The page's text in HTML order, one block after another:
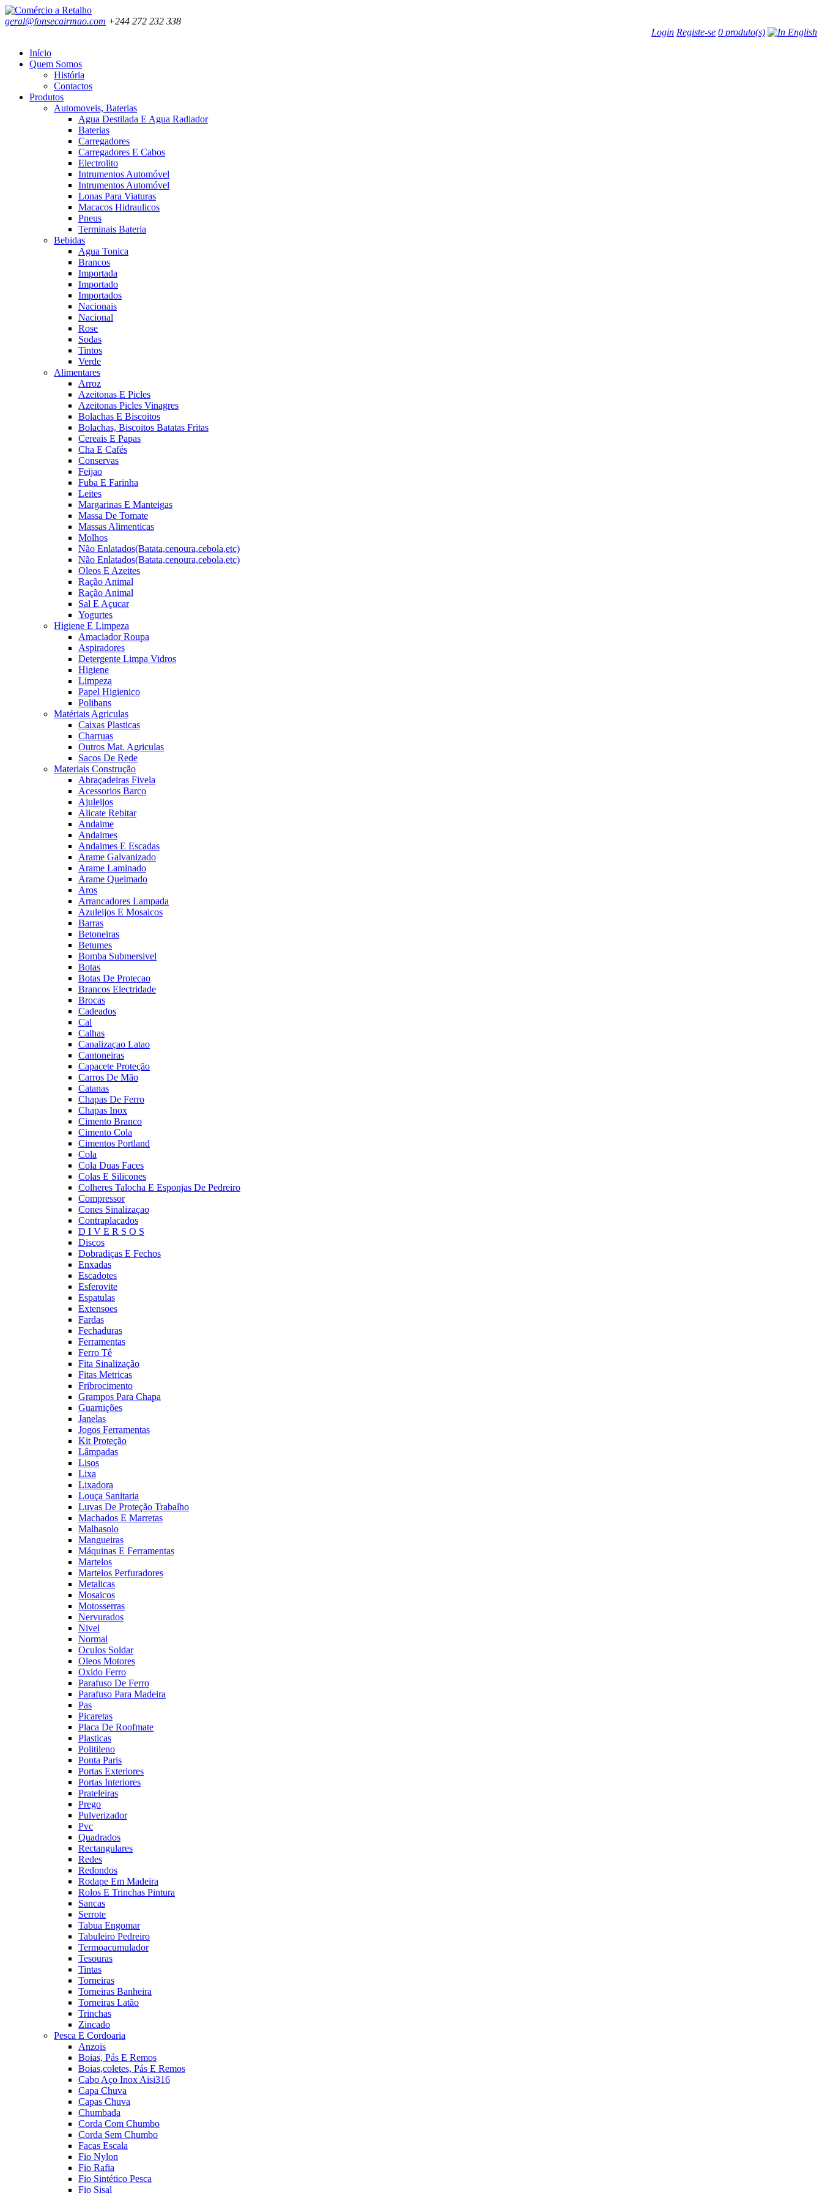
geral@fonsecairmao.com +244 272 232 338
Login Registe-se 0 produto(s)
Início
Quem Somos
História
Contactos
Produtos
Automoveis, Baterias
Agua Destilada E Agua Radiador
Baterias
Carregadores
Carregadores E Cabos
Electrolito
Intrumentos Automóvel
Intrumentos Automóvel
Lonas Para Viaturas
Macacos Hidraulicos
Pneus
Terminais Bateria
Bebidas
Agua Tonica
Brancos
Importada
Importado
Importados
Nacionais
Nacional
Rose
Sodas
Tintos
Verde
Alimentares
Arroz
Azeitonas E Picles
Azeitonas Picles Vinagres
Bolachas E Biscoitos
Bolachas, Biscoitos Batatas Fritas
Cereais E Papas
Cha E Cafés
Conservas
Feijao
Fuba E Farinha
Leites
Margarinas E Manteigas
Massa De Tomate
Massas Alimenticas
Molhos
Não Enlatados(Batata,cenoura,cebola,etc)
Não Enlatados(Batata,cenoura,cebola,etc)
Oleos E Azeites
Ração Animal
Ração Animal
Sal E Açucar
Yogurtes
Higiene E Limpeza
Amaciador Roupa
Aspiradores
Detergente Limpa Vidros
Higiene
Limpeza
Papel Higienico
Polibans
Matériais Agriculas
Caixas Plasticas
Charruas
Outros Mat. Agriculas
Sacos De Rede
Materiais Construção
Abraçadeiras Fivela
Acessorios Barco
Ajuleijos
Alicate Rebitar
Andaime
Andaimes
Andaimes E Escadas
Arame Galvanizado
Arame Laminado
Arame Queimado
Aros
Arrancadores Lampada
Azuleijos E Mosaicos
Barras
Betoneiras
Betumes
Bomba Submersivel
Botas
Botas De Protecao
Brancos Electridade
Brocas
Cadeados
Cal
Calhas
Canalizaçao Latao
Cantoneiras
Capacete Proteção
Carros De Mão
Catanas
Chapas De Ferro
Chapas Inox
Cimento Branco
Cimento Cola
Cimentos Portland
Cola
Cola Duas Faces
Colas E Silicones
Colheres Talocha E Esponjas De Pedreiro
Compressor
Cones Sinalizaçao
Contraplacados
D I V E R S O S
Discos
Dobradiças E Fechos
Enxadas
Escadotes
Esferovite
Espatulas
Extensoes
Fardas
Fechaduras
Ferramentas
Ferro Tê
Fita Sinalização
Fitas Metricas
Fribrocimento
Grampos Para Chapa
Guarnições
Janelas
Jogos Ferramentas
Kit Proteção
Lâmpadas
Lisos
Lixa
Lixadora
Louça Sanitaria
Luvas De Proteção Trabalho
Machados E Marretas
Malhasolo
Mangueiras
Máquinas E Ferramentas
Martelos
Martelos Perfuradores
Metalicas
Mosaicos
Motosserras
Nervurados
Nivel
Normal
Oculos Soldar
Oleos Motores
Oxido Ferro
Parafuso De Ferro
Parafuso Para Madeira
Pas
Picaretas
Placa De Roofmate
Plasticas
Politileno
Ponta Paris
Portas Exteriores
Portas Interiores
Prateleiras
Prego
Pulverizador
Pvc
Quadrados
Rectangulares
Redes
Redondos
Rodape Em Madeira
Rolos E Trinchas Pintura
Sancas
Serrote
Tabua Engomar
Tabuleiro Pedreiro
Termoacumulador
Tesouras
Tintas
Torneiras
Torneiras Banheira
Torneiras Latão
Trinchas
Zincado
Pesca E Cordoaria
Anzois
Boias, Pás E Remos
Boias,coletes, Pás E Remos
Cabo Aço Inox Aisi316
Capa Chuva
Capas Chuva
Chumbada
Corda Com Chumbo
Corda Sem Chumbo
Facas Escala
Fio Nylon
Fio Rafia
Fio Sintético Pesca
Fio Sisal